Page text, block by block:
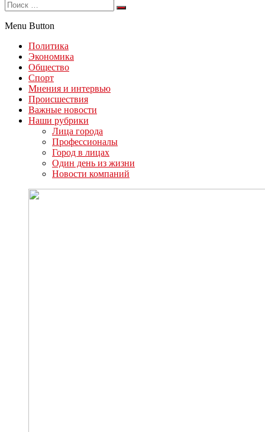
Menu Button
Политика
Экономика
Общество
Спорт
Мнения и интервью
Происшествия
Важные новости
Наши рубрики
Лица города
Профессионалы
Город в лицах
Один день из жизни
Новости компаний